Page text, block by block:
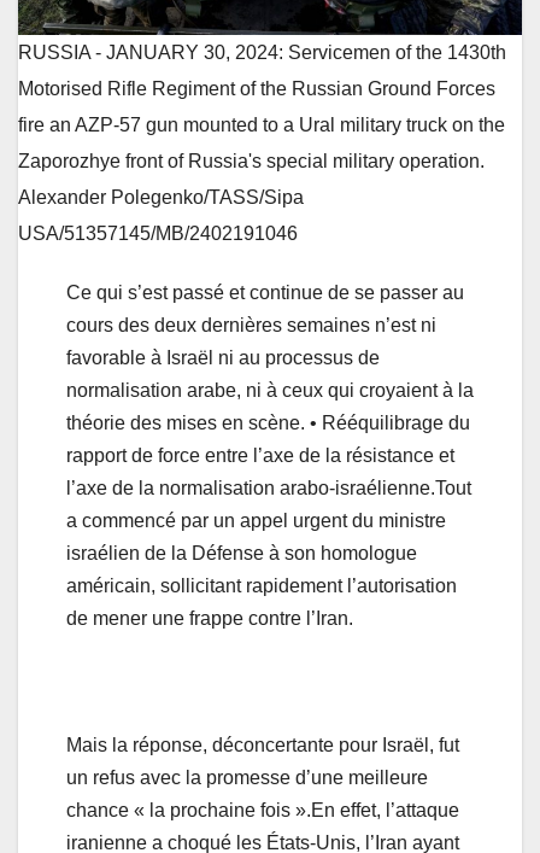
RUSSIA - JANUARY 30, 2024: Servicemen of the 1430th
Motorised Rifle Regiment of the Russian Ground Forces
fire an AZP-57 gun mounted to a Ural military truck on the
Zaporozhye front of Russia's special military operation.
Alexander Polegenko/TASS/Sipa
USA/51357145/MB/2402191046
Ce qui s’est passé et continue de se passer au
cours des deux dernières semaines n’est ni
favorable à Israël ni au processus de
normalisation arabe, ni à ceux qui croyaient à la
théorie des mises en scène. • Rééquilibrage du
rapport de force entre l’axe de la résistance et
l’axe de la normalisation arabo-israélienne.Tout
a commencé par un appel urgent du ministre
israélien de la Défense à son homologue
américain, sollicitant rapidement l’autorisation
de mener une frappe contre l’Iran.
Mais la réponse, déconcertante pour Israël, fut
un refus avec la promesse d’une meilleure
chance « la prochaine fois ».En effet, l’attaque
iranienne a choqué les États-Unis, l’Iran ayant